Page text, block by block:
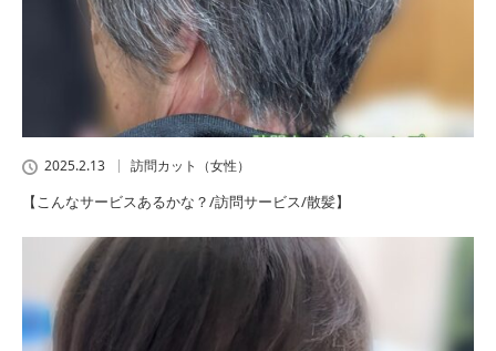
2025.2.13 訪問カット（女性）
【こんなサービスあるかな？/訪問サービス/散髪】